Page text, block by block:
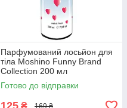
Парфумований лосьйон для
тіла Moshino Funny Brand
Collection 200 мл
Готово до відправки
169 ₴